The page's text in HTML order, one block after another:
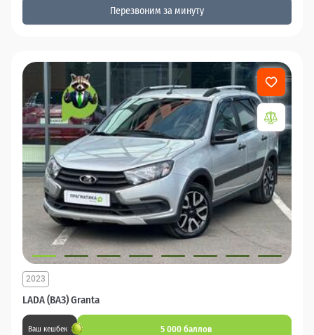
Перезвоним за минуту
LADA (ВАЗ) Granta
2023
Ваш кешбек 5 000 баллов